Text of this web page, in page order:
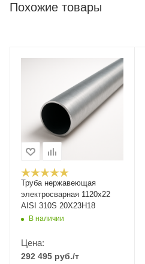
Похожие товары
Труба нержавеющая
электросварная 1120х22
AISI 310S 20Х23Н18
В наличии
Цена:
292 495 руб./т